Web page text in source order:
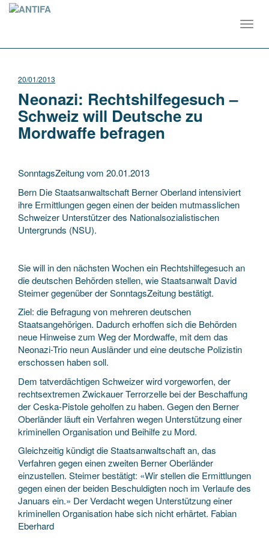
20/01/2013
Neonazi: Rechtshilfegesuch –
Schweiz will Deutsche zu
Mordwaffe befragen
SonntagsZeitung vom 20.01.2013
Bern Die Staatsanwaltschaft Berner Oberland intensiviert
ihre Ermittlungen gegen einen der beiden mutmasslichen
Schweizer Unterstützer des Nationalsozialistischen
Untergrunds (NSU).
Sie will in den nächsten Wochen ein Rechtshilfegesuch an
die deutschen Behörden stellen, wie Staatsanwalt David
Steimer gegenüber der SonntagsZeitung bestätigt.
Ziel: die Befragung von mehreren deutschen
Staatsangehörigen. Dadurch erhoffen sich die Behörden
neue Hinweise zum Weg der Mordwaffe, mit dem das
Neonazi-Trio neun Ausländer und eine deutsche Polizistin
erschossen haben soll.
Dem tatverdächtigen Schweizer wird vorgeworfen, der
rechtsextremen Zwickauer Terrorzelle bei der Beschaffung
der Ceska-Pistole geholfen zu haben. Gegen den Berner
Oberländer läuft ein Verfahren wegen Unterstützung einer
kriminellen Organisation und Beihilfe zu Mord.
Gleichzeitig kündigt die Staatsanwaltschaft an, das
Verfahren gegen einen zweiten Berner Oberländer
einzustellen. Steimer bestätigt: «Wir stellen die Ermittlungen
gegen einen der beiden Beschuldigten noch im Verlaufe des
Januars ein.» Der Verdacht wegen Unterstützung einer
kriminellen Organisation habe sich nicht erhärtet. Fabian
Eberhard